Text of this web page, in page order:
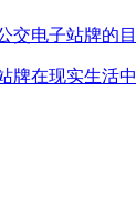
交电子站牌的
牌在现实生活